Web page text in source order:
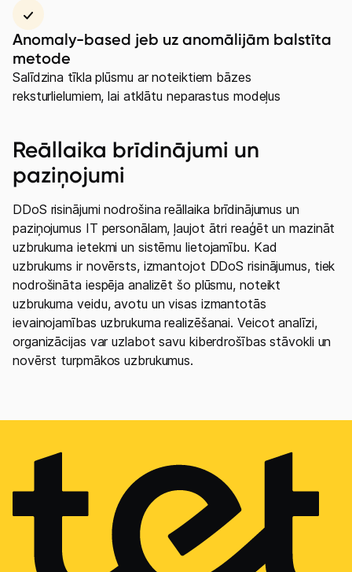
Anomaly-based jeb uz anomālijām balstīta
metode
Salīdzina tīkla plūsmu ar noteiktiem bāzes
reksturlielumiem, lai atklātu neparastus modeļus
Reāllaika brīdinājumi un
paziņojumi
DDoS risinājumi nodrošina reāllaika brīdinājumus un
paziņojumus IT personālam, ļaujot ātri reaģēt un mazināt
uzbrukuma ietekmi un sistēmu lietojamību. Kad
uzbrukums ir novērsts, izmantojot DDoS risinājumus, tiek
nodrošināta iespēja analizēt šo plūsmu, noteikt
uzbrukuma veidu, avotu un visas izmantotās
ievainojamības uzbrukuma realizēšanai. Veicot analīzi,
organizācijas var uzlabot savu kiberdrošības stāvokli un
novērst turpmākos uzbrukumus.